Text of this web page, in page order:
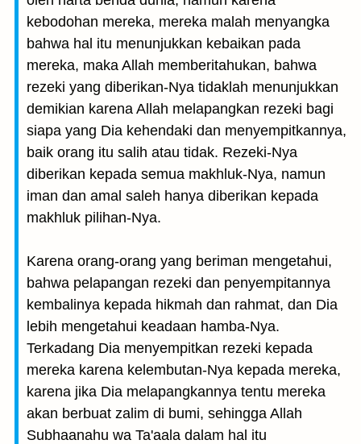
kebodohan mereka, mereka malah menyangka
bahwa hal itu menunjukkan kebaikan pada
mereka, maka Allah memberitahukan, bahwa
rezeki yang diberikan-Nya tidaklah menunjukkan
demikian karena Allah melapangkan rezeki bagi
siapa yang Dia kehendaki dan menyempitkannya,
baik orang itu salih atau tidak. Rezeki-Nya
diberikan kepada semua makhluk-Nya, namun
iman dan amal saleh hanya diberikan kepada
makhluk pilihan-Nya.
Karena orang-orang yang beriman mengetahui,
bahwa pelapangan rezeki dan penyempitannya
kembalinya kepada hikmah dan rahmat, dan Dia
lebih mengetahui keadaan hamba-Nya.
Terkadang Dia menyempitkan rezeki kepada
mereka karena kelembutan-Nya kepada mereka,
karena jika Dia melapangkannya tentu mereka
akan berbuat zalim di bumi, sehingga Allah
Subhaanahu wa Ta'aala dalam hal itu